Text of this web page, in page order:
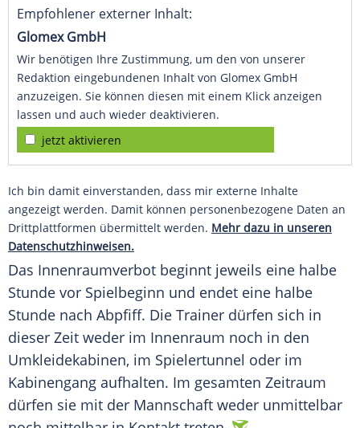
Empfohlener externer Inhalt:
Glomex GmbH
Wir benötigen Ihre Zustimmung, um den von unserer
Redaktion eingebundenen Inhalt von Glomex GmbH
anzuzeigen. Sie können diesen mit einem Klick anzeigen
lassen und auch wieder deaktivieren.
jetzt aktivieren
Ich bin damit einverstanden, dass mir externe Inhalte
angezeigt werden. Damit können personenbezogene Daten an
Drittplattformen übermittelt werden. Mehr dazu in unseren
Datenschutzhinweisen.
Das Innenraumverbot beginnt jeweils eine halbe
Stunde vor Spielbeginn und endet eine halbe
Stunde nach Abpfiff. Die Trainer dürfen sich in
dieser Zeit weder im Innenraum noch in den
Umkleidekabinen, im Spielertunnel oder im
Kabinengang aufhalten. Im gesamten Zeitraum
dürfen sie mit der Mannschaft weder unmittelbar